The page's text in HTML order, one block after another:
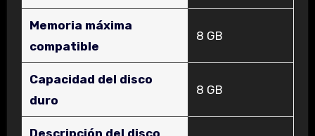
Memoria máxima
compatible
‎8 GB
Capacidad del disco
duro
‎8 GB
Descripción del disco